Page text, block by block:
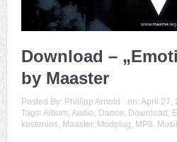
Download –
by Maaster
Posted By: Phillipp Arnold on: April 27,
Tags: Album, Audio, Dance, Download,
kostenlos, Maaster, Modplug, MP3,